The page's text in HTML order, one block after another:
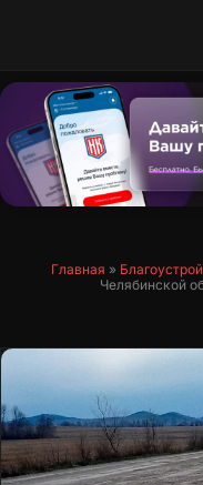
Главная »
Челябинской